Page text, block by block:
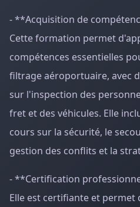
- **Acquisition de
Cette formation permet
compétences essentielles
filtrage aéroportuaire, avec
sur l'inspection des
fret et des véhicules. Elle
cours sur la sécurité, le
gestion des conflits et la
- **Certification
Elle est certifiante et